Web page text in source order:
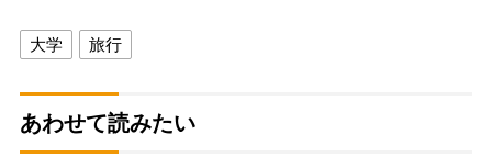
大学 旅行
あわせて読みたい